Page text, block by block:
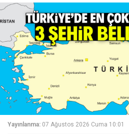
Yayınlanma: 07 Ağustos 2026 Cuma 10:01